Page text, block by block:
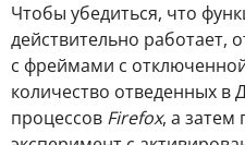
Чтобы убедиться, что
действительно работает,
с фреймами с
количество отведенных в
процессов Firefox, а затем